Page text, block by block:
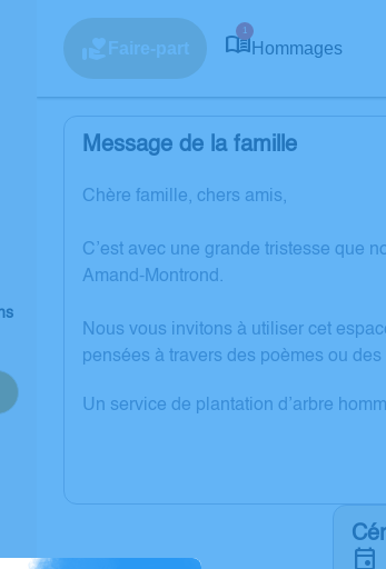
Faire-part
1
Hommages
Message de la famille
Chère famille, chers amis,
C’est avec une grande tristesse que
Amand-Montrond.
Nous vous invitons à utiliser cet
pensées à travers des poèmes ou
Un service de plantation d’arbre